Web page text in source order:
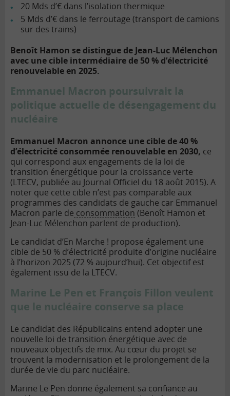
20 Mds d’€ dans l’isolation thermique
5 Mds d’€ dans le ferroutage (transport de camions
sur des trains)
Benoît Hamon se distingue de Jean-Luc Mélenchon
avec une cible intermédiaire de 50 % d’électricité
renouvelable en 2025.
Emmanuel Macron poursuivrait la
politique actuelle de désengagement du
nucléaire
Emmanuel Macron annonce une cible de 40 %
d’électricité consommée renouvelable en 2030, ce
qui correspond aux engagements de la loi de
transition énergétique pour la croissance verte
(LTECV, publiée au Journal Officiel du 18 août 2015). A
noter que cette cible n’est pas comparable aux
programmes des candidats de gauche car Emmanuel
Macron parle de consommation (Benoît Hamon et
Jean-Luc Mélenchon parlent de production).
Le candidat d’En Marche ! propose également une
cible de 50 % d’électricité produite d’origine nucléaire
à l’horizon 2025 (72 % aujourd’hui). Cet objectif est
également issu de la LTECV.
Marine Le Pen et François Fillon veulent
que le nucléaire conserve sa place
Le candidat des Républicains entend adopter une
nouvelle loi de transition énergétique avec de
nouveaux objectifs de mix. Au cœur du projet se
trouvent la modernisation et le prolongement de la
durée de vie du parc nucléaire.
Marine Le Pen donne également sa confiance au